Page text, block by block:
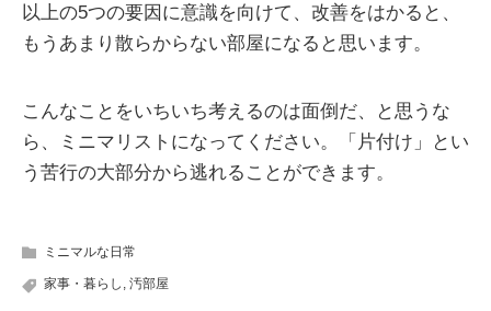
以上の5つの要因に意識を向けて、改善をはかると、
もうあまり散らからない部屋になると思います。
こんなことをいちいち考えるのは面倒だ、と思うな
ら、ミニマリストになってください。「片付け」とい
う苦行の大部分から逃れることができます。
ミニマルな日常
家事・暮らし 汚部屋